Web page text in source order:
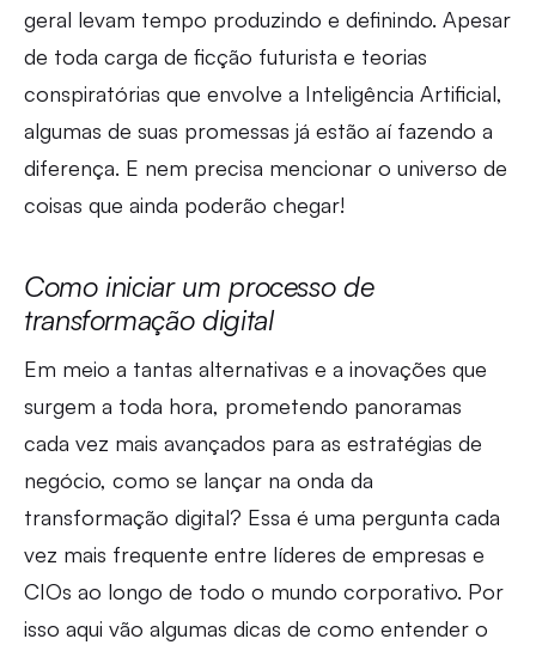
geral levam tempo produzindo e definindo. Apesar
de toda carga de ficção futurista e teorias
conspiratórias que envolve a Inteligência Artificial,
algumas de suas promessas já estão aí fazendo a
diferença. E nem precisa mencionar o universo de
coisas que ainda poderão chegar!
Como iniciar um processo de
transformação digital
Em meio a tantas alternativas e a inovações que
surgem a toda hora, prometendo panoramas
cada vez mais avançados para as estratégias de
negócio, como se lançar na onda da
transformação digital? Essa é uma pergunta cada
vez mais frequente entre líderes de empresas e
CIOs ao longo de todo o mundo corporativo. Por
isso aqui vão algumas dicas de como entender o